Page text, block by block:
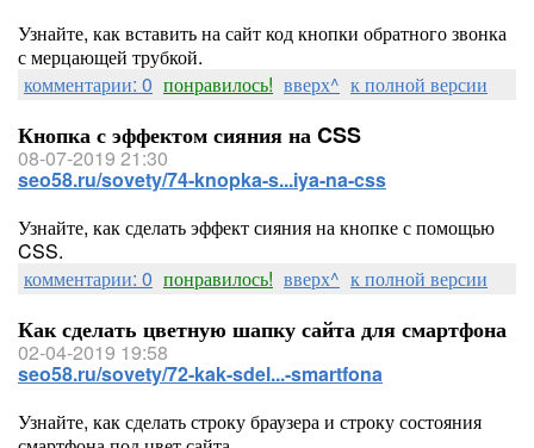
Узнайте, как вставить на сайт код кнопки обратного звонка
с мерцающей трубкой.
комментарии: 0 понравилось! вверх^ к полной версии
Кнопка с эффектом сияния на CSS
08-07-2019 21:30
seo58.ru/sovety/74-knopka-s...iya-na-css
Узнайте, как сделать эффект сияния на кнопке с помощью
CSS.
комментарии: 0 понравилось! вверх^ к полной версии
Как сделать цветную шапку сайта для смартфона
02-04-2019 19:58
seo58.ru/sovety/72-kak-sdel...-smartfona
Узнайте, как сделать строку браузера и строку состояния